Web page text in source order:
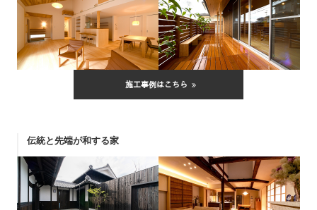
施工事例はこちら
伝統と先端が和する家